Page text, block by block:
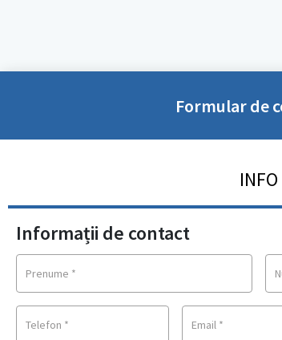
Formular de
INFO
Informații de contact
Prenume *
Telefon * Email *